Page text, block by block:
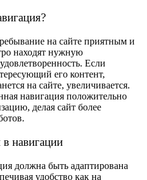
на сайте приятным и
находят нужную
Если
его контент,
на сайте, увеличивается.
навигация положительно
делая сайт более
навигации
должна быть адаптирована
удобство как на